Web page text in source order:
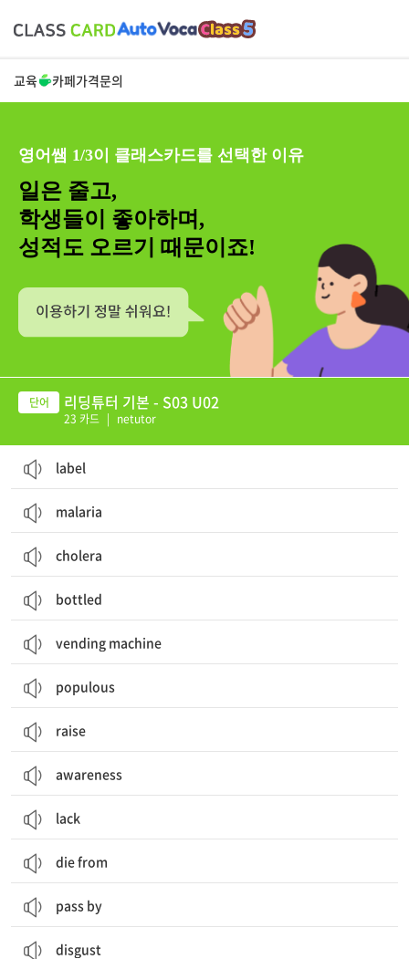
교육 카페가격문의
영어쌤 1/3이 클래스카드를 선택한 이유
일은 줄고,
학생들이 좋아하며,
성적도 오르기 때문이죠!
리딩튜터 기본 - S03 U02
23 카드 | netutor
label
malaria
cholera
bottled
vending machine
populous
raise
awareness
lack
die from
pass by
disgust